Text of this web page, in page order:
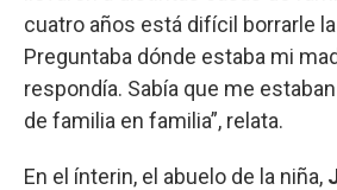
cuatro años está difícil borrarle
Preguntaba dónde estaba mi
respondía. Sabía que me
de familia en familia”, relata.
En el ínterin, el abuelo de la niña,